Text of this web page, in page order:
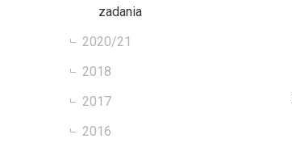
zadania
2020/21
2018
2017
2016